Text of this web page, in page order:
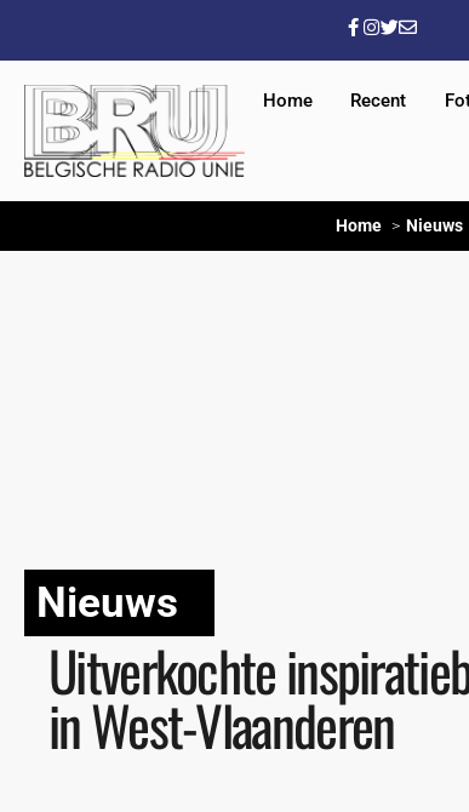
Home Recent
Home Nieuws
Nieuws
Uitverkochte
in West-Vlaanderen